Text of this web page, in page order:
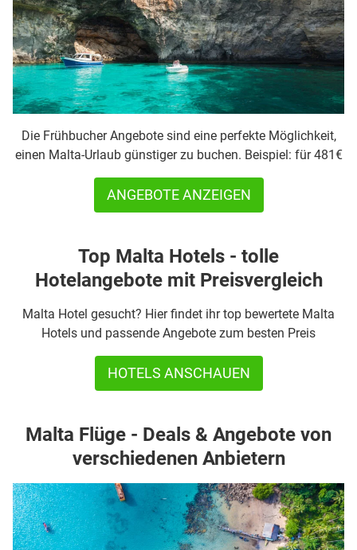
Die Frühbucher Angebote sind eine perfekte Möglichkeit,
einen Malta-Urlaub günstiger zu buchen. Beispiel: für 481€
ANGEBOTE ANZEIGEN
Top Malta Hotels - tolle
Hotelangebote mit Preisvergleich
Malta Hotel gesucht? Hier findet ihr top bewertete Malta
Hotels und passende Angebote zum besten Preis
HOTELS ANSCHAUEN
Malta Flüge - Deals & Angebote von
verschiedenen Anbietern